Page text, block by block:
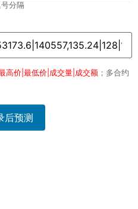
分隔
高价|最低价|成交量|成交额 ；多合约
后预测